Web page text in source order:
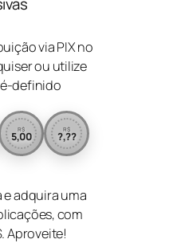
via PIX no
ou utilize
definido
R$
5,00
R$
?,??
e adquira uma
com
Aproveite!